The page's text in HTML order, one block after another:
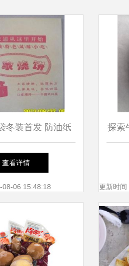
冬装首发 防油纸
应用与选购指南
查看详情
08-06 15:48:18
探索
更新时